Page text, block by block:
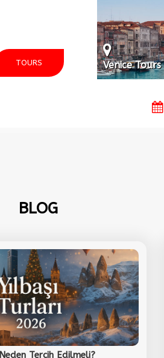
TOURS Venice Tours
BLOG
Tercih Edilmeli?